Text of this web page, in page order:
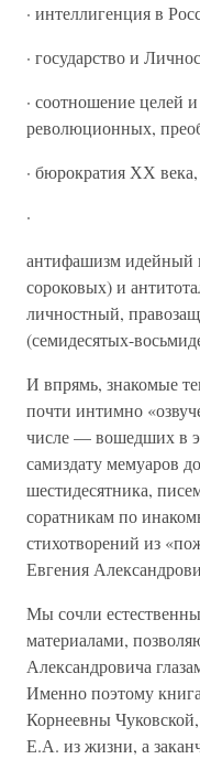
· интеллигенция в
· государство и
· соотношение целей
революционных,
· бюрократия ХХ
·
антифашизм идейный
сороковых) и
личностный,
(семидесятых-
И впрямь, знакомые
почти интимно
числе — вошедших в
самиздату мемуаров
шестидесятника,
соратникам по
стихотворений из
Евгения
Мы сочли
материалами,
Александровича
Именно поэтому
Корнеевны
Е.А. из жизни, а